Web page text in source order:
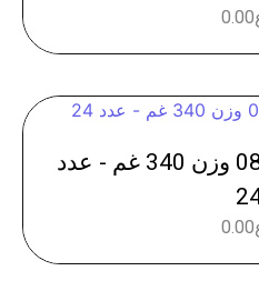
0.00
لانشون كروت - 0819 وزن 340 غم - عدد
0.00